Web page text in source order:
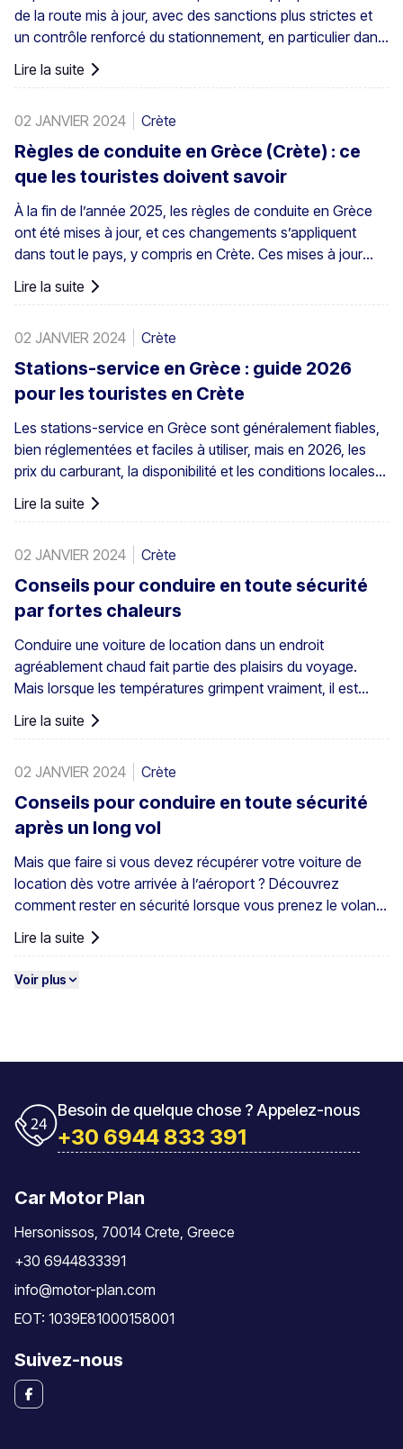
de la route mis à jour, avec des sanctions plus strictes et
un contrôle renforcé du stationnement, en particulier dans
les centres-villes, les ports, les zones piétonnes et les
zones de stationnement réglementé. Les règles de
mais le stationnement en Crète demande une attention
particulière en raison du mélange de centres historiques,
de rues étroites, de ports très fréquentés et du trafic
touristique saisonnier sur l’île.
Lire la suite
02 JANVIER 2024 Crète
Règles de conduite en Grèce (Crète) : ce
que les touristes doivent savoir
À la fin de l’année 2025, les règles de conduite en Grèce
ont été mises à jour, et ces changements s’appliquent
dans tout le pays, y compris en Crète. Ces mises à jour
concernent la conduite au quotidien, notamment le
contrôle de la vitesse et les responsabilités du conducteur.
Lire la suite
02 JANVIER 2024 Crète
Stations-service en Grèce : guide 2026
pour les touristes en Crète
Les stations-service en Grèce sont généralement fiables,
bien réglementées et faciles à utiliser, mais en 2026, les
prix du carburant, la disponibilité et les conditions locales
comptent plus que jamais pour les visiteurs. Cela est
particulièrement vrai en Crète, où les prix du carburant sont
entre les villes sont plus longues et les possibilités de
ravitaillement peuvent varier entre les villes animées de la
côte nord, les zones rurales et les environs des aéroports.
Lire la suite
02 JANVIER 2024 Crète
Conseils pour conduire en toute sécurité
par fortes chaleurs
Conduire une voiture de location dans un endroit
agréablement chaud fait partie des plaisirs du voyage.
Mais lorsque les températures grimpent vraiment, il est
important de veiller à rester en sécurité dans la voiture.
Découvrez comment profiter de votre trajet lorsque vous
de conduire dans des pays chauds, il vaut la peine de vous
préparer un peu aux défis des fortes températures.
Lire la suite
02 JANVIER 2024 Crète
Conseils pour conduire en toute sécurité
après un long vol
Mais que faire si vous devez récupérer votre voiture de
location dès votre arrivée à l’aéroport ? Découvrez
comment rester en sécurité lorsque vous prenez le volant
juste après un long vol. Ce n’est pas seulement l’inconfort
qui pose problème : la fatigue au volant provoque chaque
année des milliers d’accidents, et les effets de la
somnolence au volant ont même été comparés à ceux de
Lire la suite
Voir plus
Besoin de quelque chose ? Appelez-nous
+30 6944 833 391
Car Motor Plan
Hersonissos, 70014 Crete, Greece
+30 6944833391
info@motor-plan.com
EOT: 1039E81000158001
Suivez-nous